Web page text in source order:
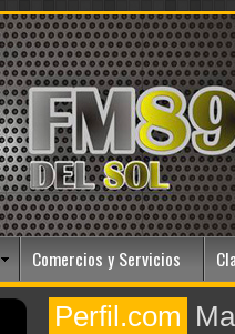
Comercios y Servicios
Perfil.com